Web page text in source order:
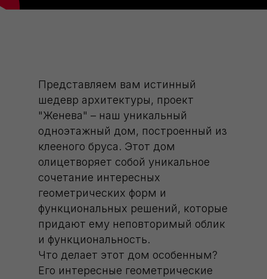
Представляем вам истинный
шедевр архитектуры, проект
"Женева" – наш уникальный
одноэтажный дом, построенный из
клееного бруса. Этот дом
олицетворяет собой уникальное
сочетание интересных
геометрических форм и
функциональных решений, которые
придают ему неповторимый облик
и функциональность.
Что делает этот дом особенным?
Его интересные геометрические